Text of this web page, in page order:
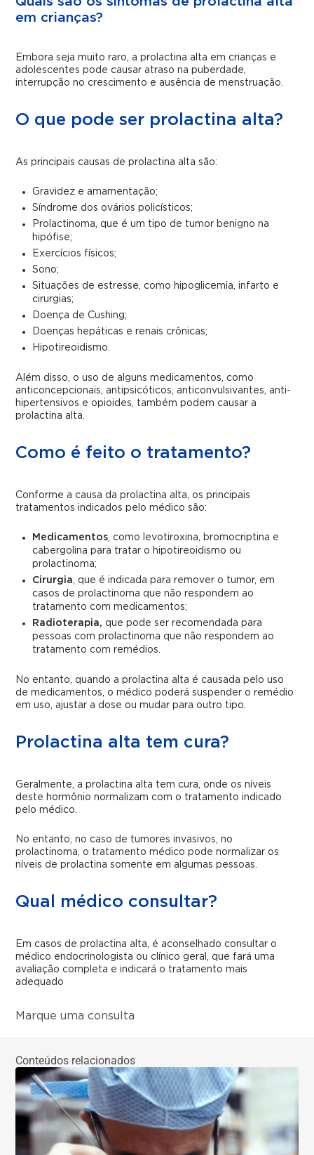
em crianças?
Embora seja muito raro, a prolactina alta em crianças e
adolescentes pode causar atraso na puberdade,
interrupção no crescimento e ausência de menstruação.
O que pode ser prolactina alta?
As principais causas de prolactina alta são:
Gravidez e amamentação;
Síndrome dos ovários policísticos;
Prolactinoma, que é um tipo de tumor benigno na
hipófise;
Exercícios físicos;
Sono;
Situações de estresse, como hipoglicemia, infarto e
cirurgias;
Doença de Cushing;
Doenças hepáticas e renais crônicas;
Hipotireoidismo.
Além disso, o uso de alguns medicamentos, como
anticoncepcionais, antipsicóticos, anticonvulsivantes, anti-
hipertensivos e opioides, também podem causar a
prolactina alta.
Como é feito o tratamento?
Conforme a causa da prolactina alta, os principais
tratamentos indicados pelo médico são:
Medicamentos, como levotiroxina, bromocriptina e
cabergolina para tratar o hipotireoidismo ou
prolactinoma;
Cirurgia, que é indicada para remover o tumor, em
casos de prolactinoma que não respondem ao
tratamento com medicamentos;
Radioterapia, que pode ser recomendada para
pessoas com prolactinoma que não respondem ao
tratamento com remédios.
No entanto, quando a prolactina alta é causada pelo uso
de medicamentos, o médico poderá suspender o remédio
em uso, ajustar a dose ou mudar para outro tipo.
Prolactina alta tem cura?
Geralmente, a prolactina alta tem cura, onde os níveis
deste hormônio normalizam com o tratamento indicado
pelo médico.
No entanto, no caso de tumores invasivos, no
prolactinoma, o tratamento médico pode normalizar os
níveis de prolactina somente em algumas pessoas.
Qual médico consultar?
Em casos de prolactina alta, é aconselhado consultar o
médico endocrinologista ou clínico geral, que fará uma
avaliação completa e indicará o tratamento mais
adequado
Marque uma consulta
Conteúdos relacionados